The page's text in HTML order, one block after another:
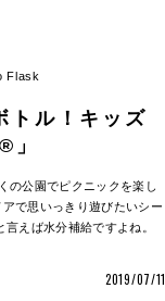
Flask
トル！キッズ
の公園でピクニックを楽し
で思いっきり遊びたいシー
えば水分補給ですよね。
2019/07/11